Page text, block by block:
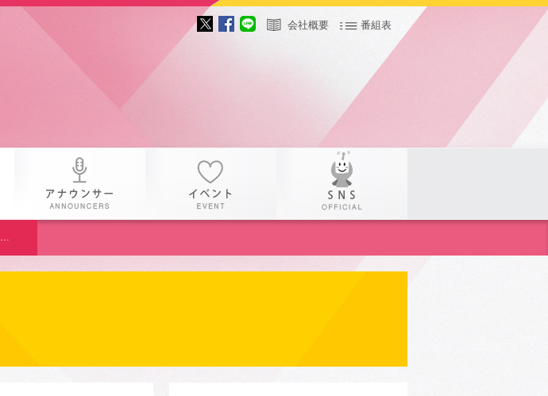
会社概要 番組表